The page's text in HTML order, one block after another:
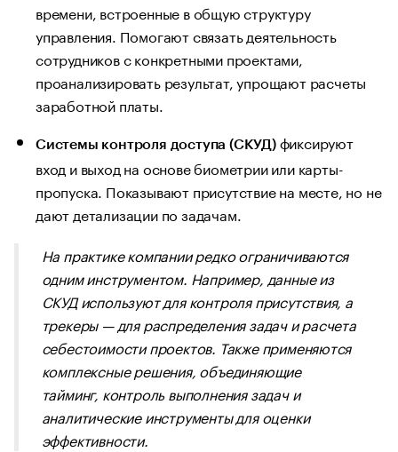
времени, встроенные в общую структуру
управления. Помогают связать деятельность
сотрудников с конкретными проектами,
проанализировать результат, упрощают расчеты
заработной платы.
Системы контроля доступа (СКУД)фиксируют
вход и выход на основе биометрии или карты-
пропуска. Показывают присутствие на месте, но не
дают детализации по задачам.
На практике компании редко ограничиваются
одним инструментом. Например, данные из
СКУД используют для контроля присутствия, а
трекеры — для распределения задач и расчета
себестоимости проектов. Также применяются
комплексные решения, объединяющие
тайминг, контроль выполнения задач и
аналитические инструменты для оценки
эффективности.